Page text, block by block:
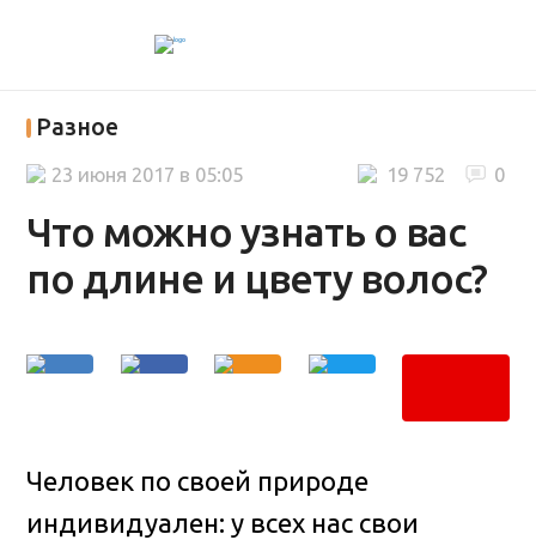
Разное
Что можно узнать о вас
по длине и цвету волос?
0
19 752
23 июня 2017 в 05:05
Человек по своей природе
индивидуален: у всех нас свои